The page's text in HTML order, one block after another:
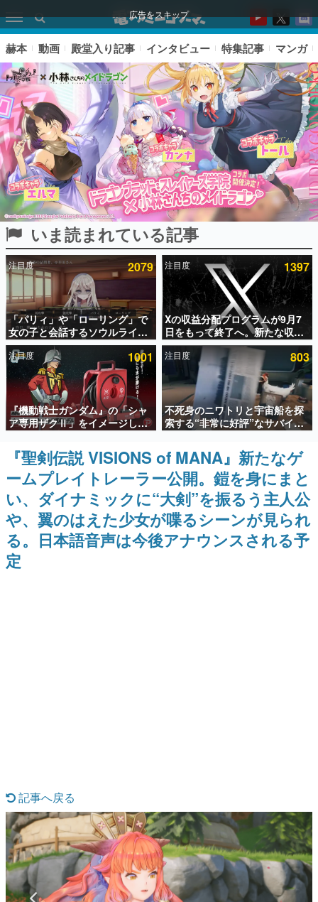
広告をスキップ
ピックアップ
電ファミのいま読まれている記事ランキング
アプリセール情報
インタビュー
連載・特集一覧
殿堂入り記事
SNS拡散数が数千以上！ ページビュー数万以上！ などな
ど。多くの人々に読まれた、電ファミ渾身の“殿堂入り”記
事をまとめました。
ゲームの企画書
名作ゲームクリエイターの方々に製作時のエピソードをお
聞きし、ヒットする企画（ゲーム）とは何か？を探ってい
きます。
赫本
この物語を解いてはいけない。『赫本』は、〈試験問題〉
の形をした短編ホラー小説集です。
具体的な形から解き明かしていく、硬派で骨太な評論連載
です。
ゲームが変えた日本語
「経験値」「裏技」「ラスボス」… ゲームにまつわる言葉
の起源や用法の変遷を、コンピューター文化史研究家・タ
イニーP氏が徹底調査。
赫本 動画 殿堂入り記事 インタビュー 特集記事 マンガ
いま読まれている記事
注目度 2079
「パリィ」や「ローリング」で
女の子と会話するソウルライク
恋愛ゲーム『小早川さんはソウ
ルライク』無料公開。返事に失
敗すると「YOU DIED」
注目度 1397
Xの収益分配プログラムが9月7
日をもって終了へ。新たな収益
化制度「Original Content
Rewards Program」を発表
注目度 1001
『機動戦士ガンダム』の「シャ
ア専用ザクⅡ」をイメージした
散水ホースリールが予約開始。
本体にはシャアのパーソナルマ
ークやジオン公国軍のエンブレ
ム、型式番号などを配置
注目度 803
不死身のニワトリと宇宙船を探
索する“非常に好評”なサバイバ
ルゲーム『Breathedge』が無
料で配布中。入手できる期間は8
月10日まで
『聖剣伝説 VISIONS of MANA』新たなゲ
ームプレイトレーラー公開。鎧を身にまと
い、ダイナミックに“大剣”を振るう主人公
や、翼のはえた少女が喋るシーンが見られ
る。日本語音声は今後アナウンスされる予
定
記事へ戻る